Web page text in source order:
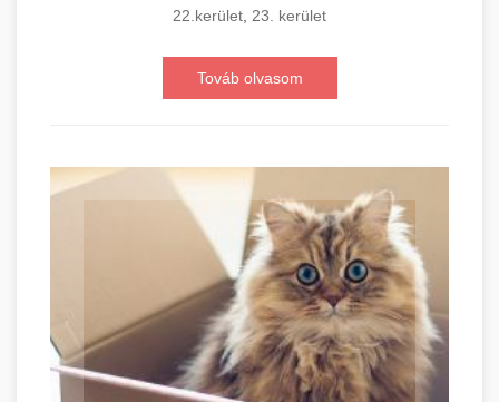
22.kerület, 23. kerület
Továb olvasom